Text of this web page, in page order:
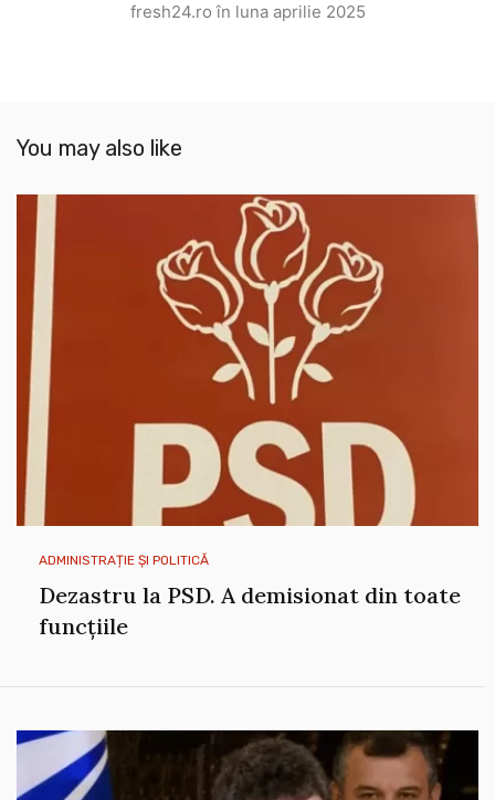
fresh24.ro în luna aprilie 2025
You may also like
ADMINISTRAȚIE ȘI POLITICĂ
Dezastru la PSD. A demisionat din toate
funcțiile